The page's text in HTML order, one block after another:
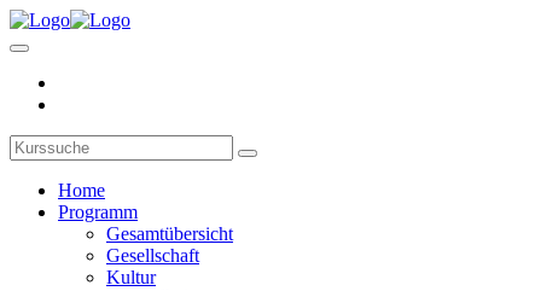
Home
Programm
Gesamtübersicht
Gesellschaft
Kultur